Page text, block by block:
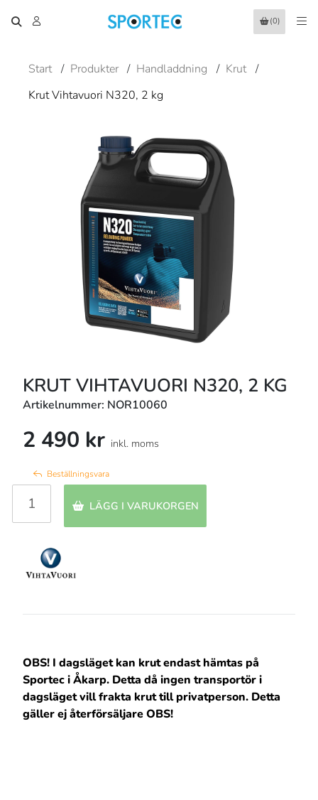
(0)
Start / Produkter / Handladdning / Krut /
Krut Vihtavuori N320, 2 kg
KRUT VIHTAVUORI N320, 2 KG
Artikelnummer: NOR10060
2 490 kr inkl. moms
Beställningsvara
LÄGG I VARUKORGEN
OBS! I dagsläget kan krut endast hämtas på
Sportec i Åkarp. Detta då ingen transportör i
dagsläget vill frakta krut till privatperson. Detta
gäller ej återförsäljare OBS!